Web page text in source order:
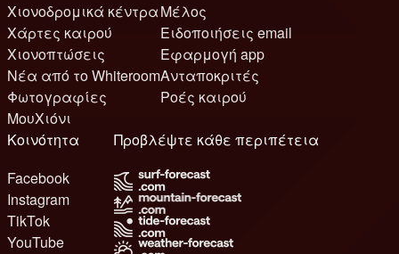
Χιονοδρομικά κέντρα
Χάρτες καιρού
Χιονοπτώσεις
Νέα από το Whiteroom
Φωτογραφίες
ΜουΧιόνι
Μέλος
Ειδοποιήσεις email
Εφαρμογή app
Ανταποκριτές
Ροές καιρού
Κοινότητα
Facebook
Instagram
TikTok
YouTube
Προβλέψτε κάθε περιπέτεια